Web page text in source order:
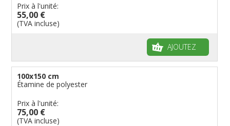
Prix à l'unité:
55,00 €
(TVA incluse)
AJOUTEZ
100x150 cm
Étamine de polyester
Prix à l'unité:
75,00 €
(TVA incluse)